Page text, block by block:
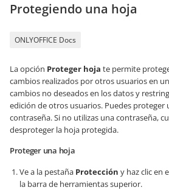
Protegiendo una hoja
ONLYOFFICE Docs
La opción Proteger hoja te permite
cambios realizados por otros usuarios en
cambios no deseados en los datos y
edición de otros usuarios. Puedes proteger
contraseña. Si no utilizas una contraseña,
desproteger la hoja protegida.
Proteger una hoja
Ve a la pestaña Protección y haz clic en
la barra de herramientas superior.